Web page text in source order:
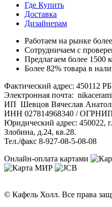
Где Купить
Доставка
Дизайнерам
Работаем на рынке
Сотрудничаем с
Предлагаем более 1500
Более 82% товара в
Фактический адрес: 450112
Электронная почта:
ИП Шевцов Вячеслав
ИНН 027814968340 / ОГРНИП
Юридический адрес: 450022,
Злобина, д.24, кв.28.
Тел./факс 8-927-08-5-08-08
Онлайн-оплата картами
© Кафель Холл. Все права